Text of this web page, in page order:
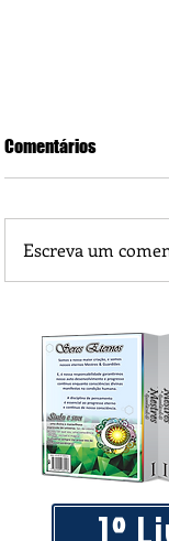
Piá Lava Jato,
Instalação e
Comentários
Escreva um
1º